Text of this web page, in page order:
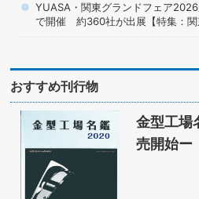
YUASA・関東グランドフェア
で開催 約360社が出展【特集：関
おすすめ刊行物
金型工
売開始ー